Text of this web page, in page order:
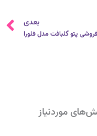
بعدی
پتو گلبافت مدل فلورا
موردنیاز